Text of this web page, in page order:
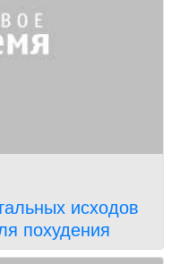
исходов
похудения